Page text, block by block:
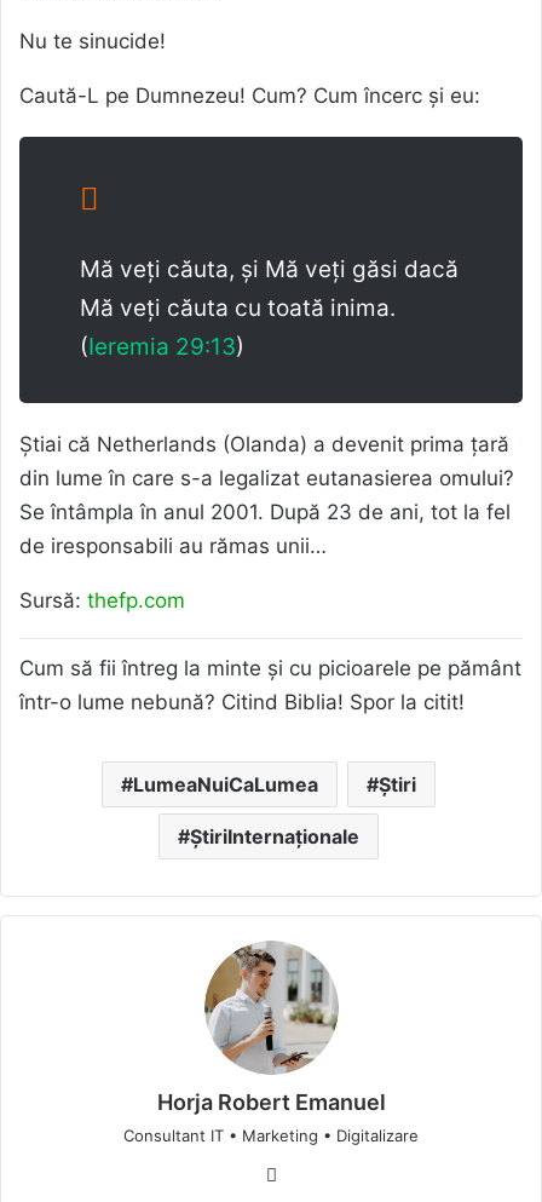
Nu te sinucide!
Caută-L pe Dumnezeu! Cum? Cum încerc și eu:
Mă veți căuta, și Mă veți găsi dacă
Mă veți căuta cu toată inima.
(Ieremia 29:13)
Știai că Netherlands (Olanda) a devenit prima țară
din lume în care s-a legalizat eutanasierea omului?
Se întâmpla în anul 2001. După 23 de ani, tot la fel
de iresponsabili au rămas unii…
Sursă: thefp.com
Cum să fii întreg la minte și cu picioarele pe pământ
într-o lume nebună? Citind Biblia! Spor la citit!
LumeaNuiCaLumea Știri
ȘtiriInternaționale
Horja Robert Emanuel
Consultant IT • Marketing • Digitalizare